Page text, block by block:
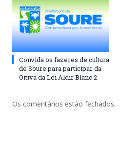
Convida os fazeres de cultura
de Soure para participar da
Oitiva da Lei Aldir Blanc 2
Os comentários estão fechados.